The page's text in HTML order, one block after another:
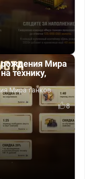
рождения Мира
технику,
Мира танков
8